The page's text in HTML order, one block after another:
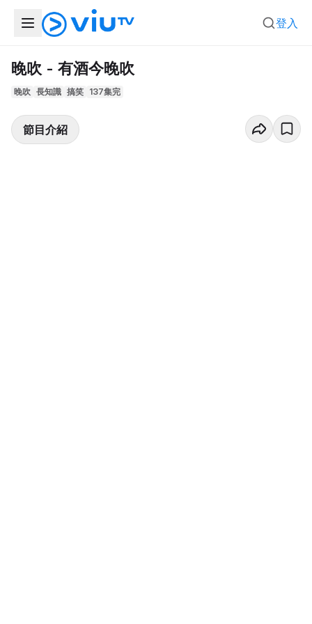
登入
晚吹 - 有酒今晚吹
晚吹 長知識 搞笑 137集完
節目介紹